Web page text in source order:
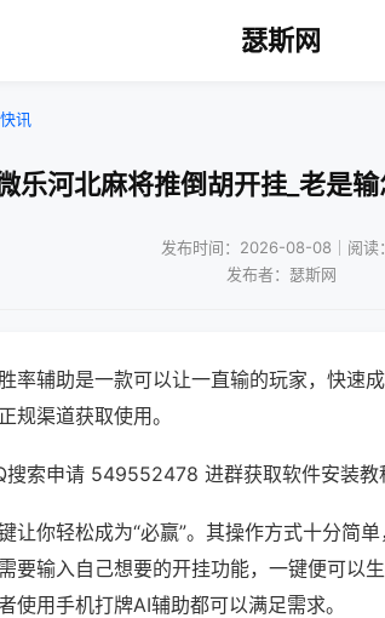
瑟斯网
讯
乐河北麻将推倒胡开挂_老是
发布时间：2026-08-08｜阅读
发布者：瑟斯网
率辅助是一款可以让一直输的玩家，快速
规渠道获取使用。
搜索申请 549552478 进群获取软件安装教
让你轻松成为“必赢”。其操作方式十分简
要输入自己想要的开挂功能，一键便可以
使用手机打牌AI辅助都可以满足需求。